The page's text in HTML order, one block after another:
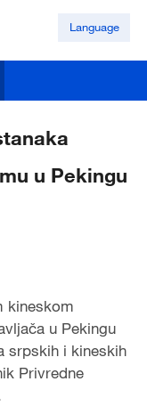
Language
u Pekingu
kineskom
u Pekingu
srpskih i kineskih
Privredne